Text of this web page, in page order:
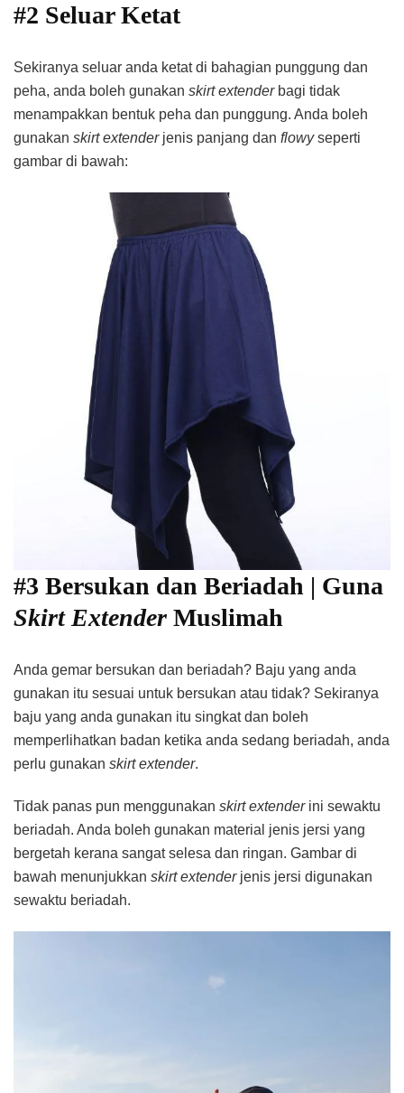
#2 Seluar Ketat
Sekiranya seluar anda ketat di bahagian punggung dan
peha, anda boleh gunakan skirt extender bagi tidak
menampakkan bentuk peha dan punggung. Anda boleh
gunakan skirt extender jenis panjang dan flowyseperti
gambar di bawah:
#3 Bersukan dan Beriadah | Guna
Skirt Extender Muslimah
Anda gemar bersukan dan beriadah? Baju yang anda
gunakan itu sesuai untuk bersukan atau tidak? Sekiranya
baju yang anda gunakan itu singkat dan boleh
memperlihatkan badan ketika anda sedang beriadah, anda
perlu gunakan skirt extender.
Tidak panas pun menggunakan skirt extender ini sewaktu
beriadah. Anda boleh gunakan material jenis jersi yang
bergetah kerana sangat selesa dan ringan. Gambar di
bawah menunjukkan skirt extender jenis jersi digunakan
sewaktu beriadah.